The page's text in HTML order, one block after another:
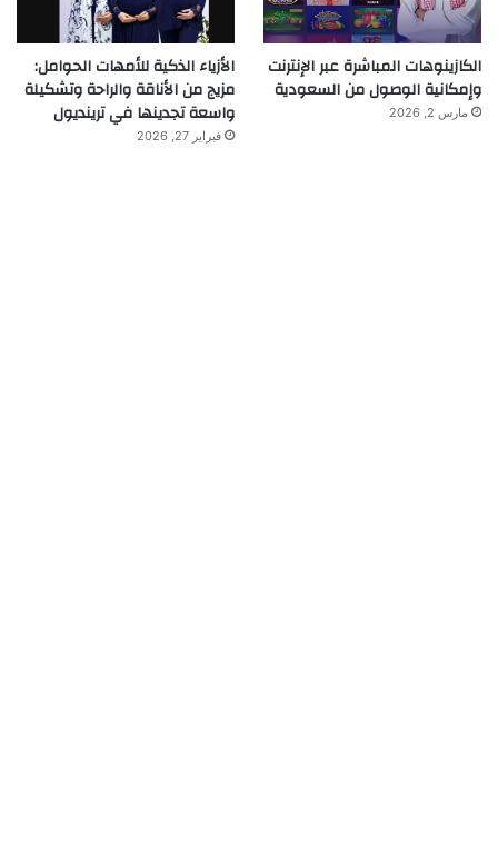
الكازينوهات المباشرة عبر الإنترنت
وإمكانية الوصول من السعودية
مارس 2, 2026
الأزياء الذكية للأمهات الحوامل:
مزيج من الأناقة والراحة وتشكيلة
واسعة تجدينها في ترينديول
فبراير 27, 2026